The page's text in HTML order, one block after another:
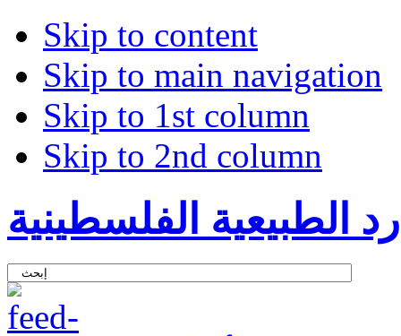
Skip to content
Skip to main navigation
Skip to 1st column
Skip to 2nd column
الطبيعية الفلسطينية